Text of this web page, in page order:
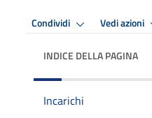
Condividi Vedi azioni
INDICE DELLA PAGINA
Incarichi